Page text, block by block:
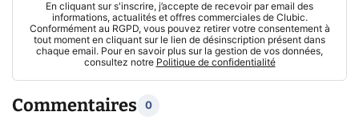
En cliquant sur s'inscrire, j’accepte de recevoir par email des
informations, actualités et offres commerciales de Clubic.
Conformément au RGPD, vous pouvez retirer votre consentement à
tout moment en cliquant sur le lien de désinscription présent dans
chaque email. Pour en savoir plus sur la gestion de vos données,
consultez notre Politique de confidentialité
Commentaires 0